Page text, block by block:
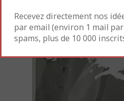
Recevez directement nos
par email (environ 1 mail
spams, plus de 10 000